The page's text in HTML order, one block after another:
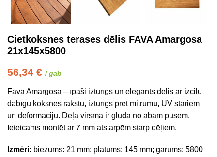
Cietkoksnes terases dēlis FAVA Amargosa
21x145x5800
56,34 € / gab
Fava Amargosa – īpaši izturīgs un elegants dēlis ar izcilu
dabīgu koksnes rakstu, izturīgs pret mitrumu, UV stariem
un deformāciju. Dēļa virsma ir gluda no abām pusēm.
Ieteicams montēt ar 7 mm atstarpēm starp dēļiem.
Izmēri: biezums: 21 mm; platums: 145 mm; garums: 5800